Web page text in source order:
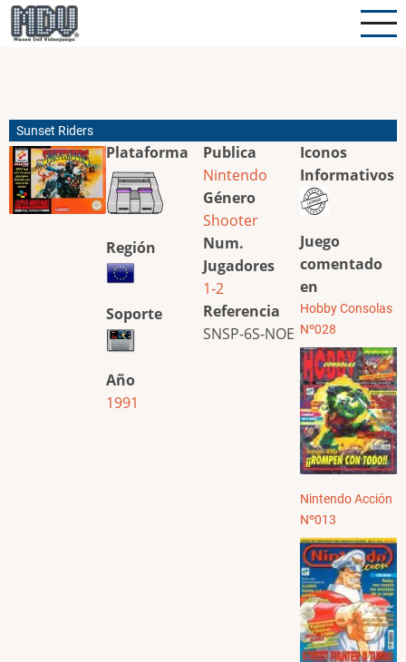
Pasar
al
Sunset Riders
Plataforma
Región
Soporte
Año
1991
Publica
Nintendo
Género
Shooter
Num.
Jugadores
1-2
Referencia
SNSP-6S-NOE
Iconos
Informativos
Juego
comentado
en
Hobby Consolas
Nº028
Nintendo Acción
Nº013